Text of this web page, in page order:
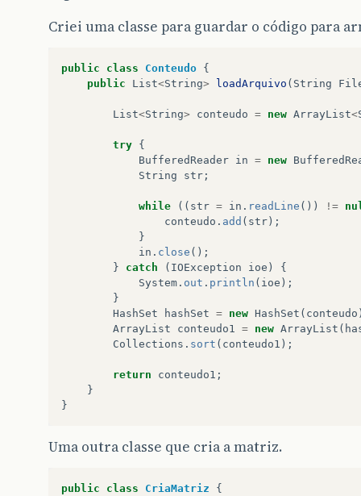
for (int j = 0; j < coluna ; j++) {
for ( int
Character caracter = s
matriz [ ][j +=
matriz [ ][j = "" ;
}
for (int i = 0; i < linha
for (int j = 0; j < coluna
}
System .out.println ();
}
return matriz;
}
Criei uma classe para guardar o código para
public class Conteudo {
public
List<String> loadArquivo ( String
List<String> conteudo = new ArrayList<
try {
BufferedReader in = new
String
str ;
while (( str = in . readLine ()) !=
conteudo . add ( str );
}
in . close ();
}
catch ( IOException ioe )
{
System . out . println ( ioe );
}
HashSet
hashSet = new HashSet ( conteudo
ArrayList
conteudo1 = new ArrayList (
Collections . sort ( conteudo1 );
return conteudo1 ;
}
}
Uma outra classe que cria a matriz.
public class CriaMatriz
{